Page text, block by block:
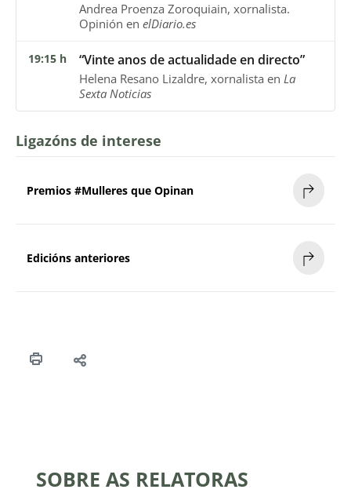
Andrea Proenza Zoroquiain, xornalista.
Opinión en elDiario.es
19:15 h “Vinte anos de actualidade en directo”
Helena Resano Lizaldre, xornalista en La
Sexta Noticias
Ligazóns de interese
Premios #Mulleres que Opinan
Edicións anteriores
SOBRE AS RELATORAS